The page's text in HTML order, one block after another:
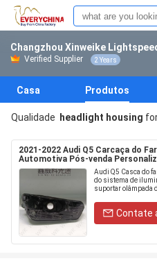
Changzhou Xinweike
Verified Supplier 2 Years
Casa Produtos
Qualidade headlight housing
2021-2022 Audi Q5 Carcaça do
Automotiva Pós-venda
Audi Q5 Casca do
do sistema de
suportar olâmpada
Contate